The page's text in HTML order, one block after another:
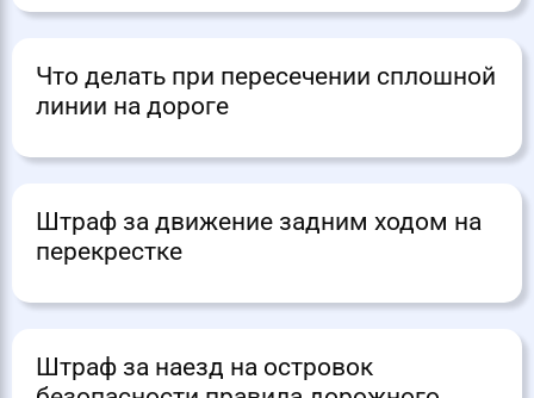
Что делать при пересечении сплошной
линии на дороге
Штраф за движение задним ходом на
перекрестке
Штраф за наезд на островок